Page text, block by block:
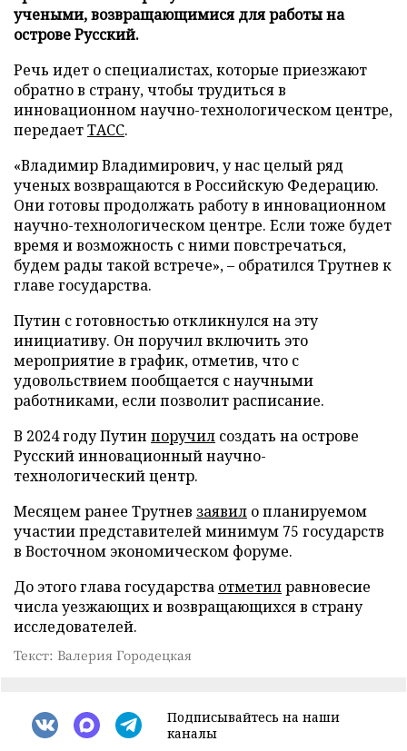
учеными, возвращающимися для работы на
острове Русский.
Речь идет о специалистах, которые приезжают
обратно в страну, чтобы трудиться в
инновационном научно-технологическом центре,
передаетТАСС.
«Владимир Владимирович, у нас целый ряд
ученых возвращаются в Российскую Федерацию.
Они готовы продолжать работу в инновационном
научно-технологическом центре. Если тоже будет
время и возможность с ними повстречаться,
будем рады такой встрече», – обратился Трутнев к
главе государства.
Путин с готовностью откликнулся на эту
инициативу. Он поручил включить это
мероприятие в график, отметив, что с
удовольствием пообщается с научными
работниками, если позволит расписание.
В 2024 году Путин поручил создать на острове
Русский инновационный научно-
технологический центр.
Месяцем ранее Трутнев заявил о планируемом
участии представителей минимум 75 государств
в Восточном экономическом форуме.
До этого глава государства отметилравновесие
числа уезжающих и возвращающихся в страну
исследователей.
Текст: Валерия Городецкая
Подписывайтесь на наши
каналы